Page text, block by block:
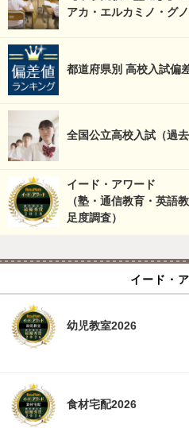
アカ・エルカミノ・グ
都道府県別 高校入試偏
全国公立高校入試（過
イード・アワード
（塾・通信教育・英語
足度調査）
イード・
幼児教室2026
食材宅配2026